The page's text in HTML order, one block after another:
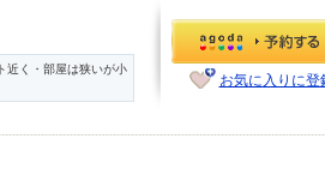
近く・部屋は狭いが小
お気に入りに登